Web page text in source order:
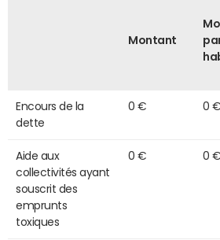
Montant
Encours de la
dette
0 € 0 €
Aide aux
collectivités ayant
souscrit des
emprunts
toxiques
0 € 0 €